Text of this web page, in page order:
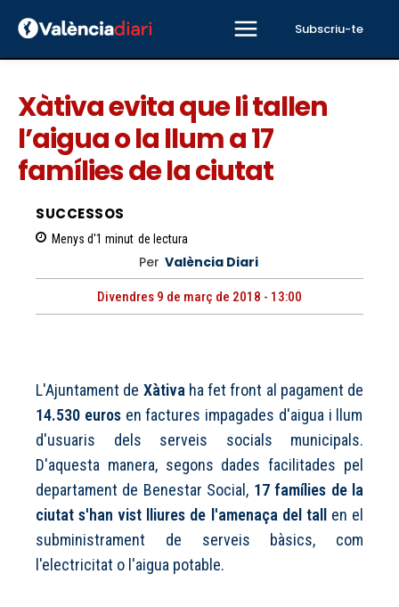
Subscriu-te
Xàtiva evita que li tallen
l’aigua o la llum a 17
famílies de la ciutat
SUCCESSOS
Menys d'1 minut de lectura
Per València Diari
Divendres 9 de març de 2018 - 13:00
L'Ajuntament de Xàtiva ha fet front al pagament de
14.530 eurosen factures impagades d'aigua i llum
d'usuaris dels serveis socials municipals.
D'aquesta manera, segons dades facilitades pel
departament de Benestar Social, 17 famílies de la
ciutat s'han vist lliures de l'amenaça del tall en el
subministrament de serveis bàsics, com
l'electricitat o l'aigua potable.